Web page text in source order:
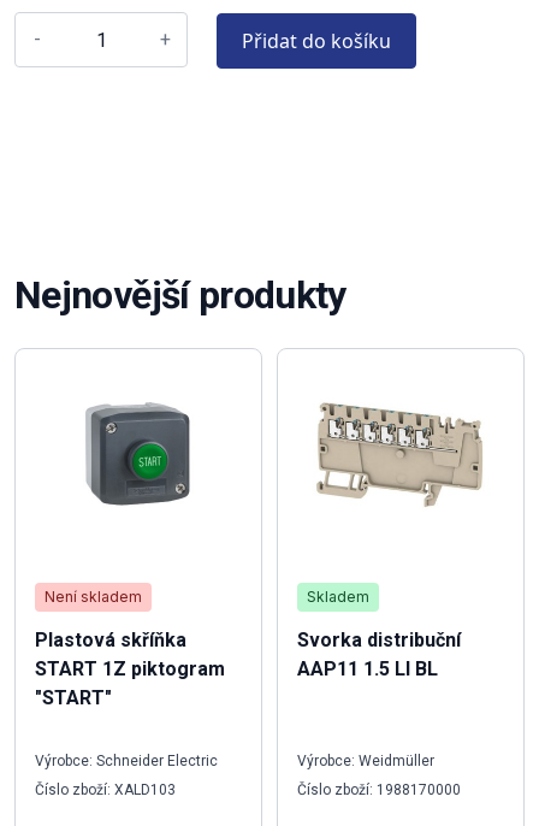
- + Přidat do košíku
Nejnovější produkty
Není skladem
Plastová skříňka
START 1Z piktogram
"START"
Výrobce: Schneider Electric
Číslo zboží: XALD103
Skladem
Svorka distribuční
AAP11 1.5 LI BL
Výrobce: Weidmüller
Číslo zboží: 1988170000